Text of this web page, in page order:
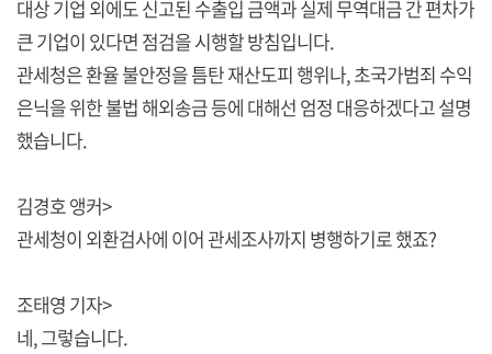
대상 기업 외에도 신고된 수출입 금액과 실제 무역대금 간 편차가
큰 기업이 있다면 점검을 시행할 방침입니다.
관세청은 환율 불안정을 틈탄 재산도피 행위나, 초국가범죄 수익
은닉을 위한 불법 해외송금 등에 대해선 엄정 대응하겠다고 설명
했습니다.
김경호 앵커>
관세청이 외환검사에 이어 관세조사까지 병행하기로 했죠?
조태영 기자>
네, 그렇습니다.